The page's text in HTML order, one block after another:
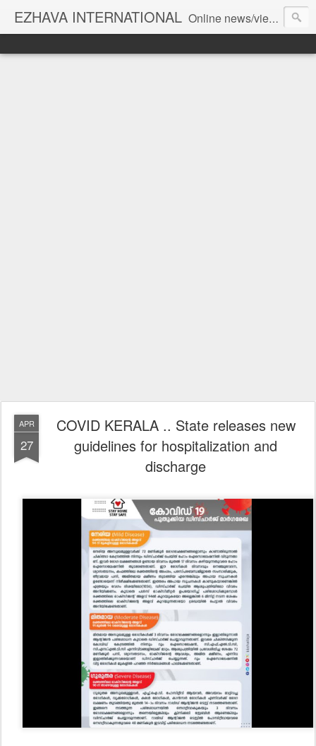
EZHAVA INTERNATIONAL Online news/views JOURNAL... Connecting the community worldwide Editorial Director: Prem Chandran
APR
27
COVID KERALA .. State releases new
guidelines for hospitalization and
discharge